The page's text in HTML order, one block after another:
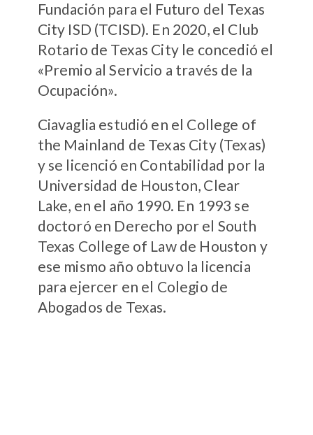
Fundación para el Futuro del Texas
City ISD (TCISD). En 2020, el Club
Rotario de Texas City le concedió el
«Premio al Servicio a través de la
Ocupación».
Ciavaglia estudió en el College of
the Mainland de Texas City (Texas)
y se licenció en Contabilidad por la
Universidad de Houston, Clear
Lake, en el año 1990. En 1993 se
doctoró en Derecho por el South
Texas College of Law de Houston y
ese mismo año obtuvo la licencia
para ejercer en el Colegio de
Abogados de Texas.